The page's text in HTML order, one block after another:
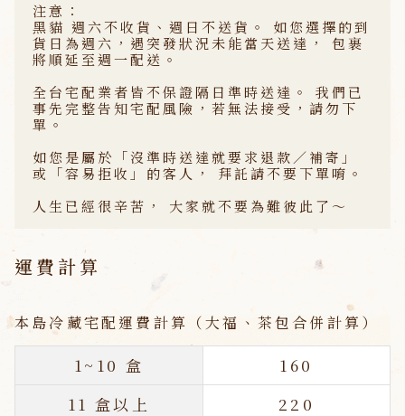
注意：
黑貓 週六不收貨、週日不送貨 。 如您選擇的到
貨日為週六，遇突發狀況未能當天送達， 包裹
將順延至週一配送。
全台宅配業者皆不保證隔日準時送達 。 我們已
事先完整告知宅配風險， 若無法接受，請勿下
單。
如您是屬於「沒準時送達就要求退款／補寄」
或「容易拒收」的客人， 拜託請不要下單唷。
人生已經很辛苦， 大家就不要為難彼此了～
運費計算
本島冷藏宅配運費計算（大福、茶包合併計算）
1~10 盒
160
11 盒以上
220